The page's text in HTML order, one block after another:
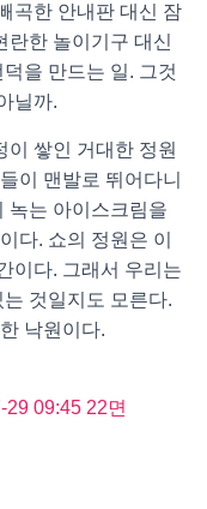
곡한 안내판 대신 잠
란한 놀이기구 대신
을 만드는 일. 그것
닐까.
이 쌓인 거대한 정원
이 맨발로 뛰어다니
녹는 아이스크림을
다. 쇼의 정원은 이
이다. 그래서 우리는
것일지도 모른다.
낙원이다.
09:45 22면